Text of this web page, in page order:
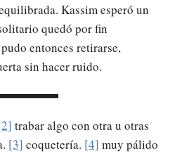
Kassim esperó un
quedó por fin
entonces retirarse,
sin hacer ruido.
trabar algo con otra u otras
[3] coquetería. [4] muy pálido